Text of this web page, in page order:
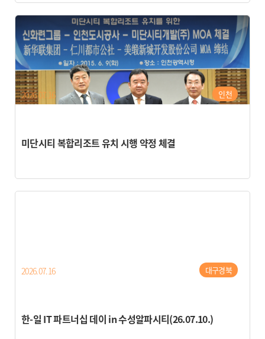
미단시티 복합리조트 유치 시행 약정 체결
인천
2026.07.16
한-일 IT 파트너십 데이 in 수성알파시티(26.07.10.)
대구경북
2026.07.16